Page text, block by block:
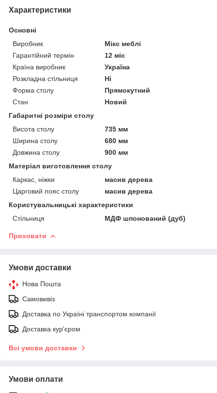
Характеристики
Основні
Виробник
Мікс меблі
Гарантійний термін
12 міс
Країна виробник
Україна
Розкладна стільниця
Ні
Форма столу
Прямокутний
Стан
Новий
Габаритні розміри столу
Висота столу
735 мм
Ширина столу
680 мм
Довжина столу
900 мм
Матеріал виготовлення столу
Каркас, ніжки
масив дерева
Царговий пояс столу
масив дерева
Користувальницькі характеристики
Стільниця
МДФ шпонований (дуб)
Приховати
Умови доставки
Нова Пошта
Самовивіз
Доставка по Україні транспортом компанії
Доставка кур'єром
Всі умови доставки
Умови оплати